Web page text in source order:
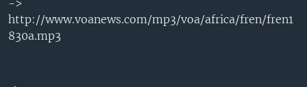
http://www.voanews.com/mp3/voa/africa/fren/fren1
830a.mp3